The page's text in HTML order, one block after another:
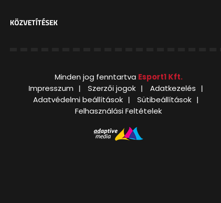
KÖZVETÍTÉSEK
Minden jog fenntartva Esport1 Kft.
Impresszum
Szerzői jogok
Adatkezelés
Adatvédelmi beállítások
Sütibeállítások
Felhasználási Feltételek